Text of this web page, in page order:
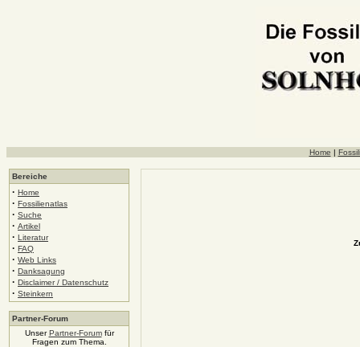
Home |
Bereiche
· Home
· Fossilienatlas
· Suche
· Artikel
· Literatur
· FAQ
· Web Links
· Danksagung
· Disclaimer / Datenschutz
· Steinkern
Partner-Forum
UnserPartner-Forumfür
Fragen zum Thema.